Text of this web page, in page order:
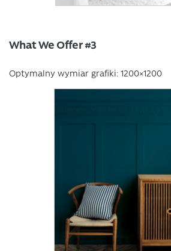
What We Offer #3
Optymalny wymiar grafiki: 1200×1200